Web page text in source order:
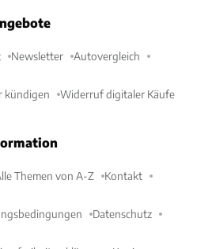
Newsletter Autovergleich
kündigen Widerruf digitaler Käufe
Themen von A-Z Kontakt
Datenschutz